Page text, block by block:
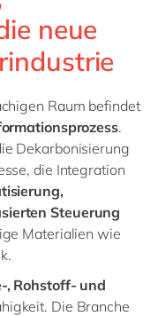
neue
Raum befindet
.
Dekarbonisierung
die Integration
Steuerung
Materialien wie
, Rohstoff- und
Die Branche